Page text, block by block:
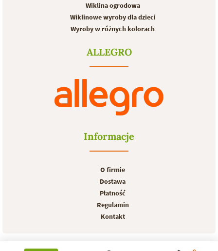
Wiklina ogrodowa
Wiklinowe wyroby dla dzieci
Wyroby w różnych kolorach
ALLEGRO
Informacje
O firmie
Dostawa
Płatność
Regulamin
Kontakt